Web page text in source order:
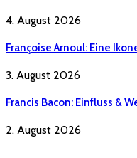
4. August 2026
Françoise Arnoul: Eine
3. August 2026
Francis Bacon: Einfluss &
2. August 2026